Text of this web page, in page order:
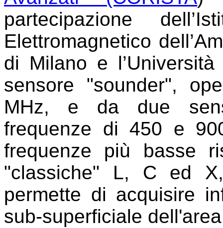
partecipazione
Elettromagnetico
di Milano e
sensore "sounder",
MHz, e da due
frequenze di 450 e
frequenze più basse
"classiche" L, C ed
permette di acquisire
sub-superficiale